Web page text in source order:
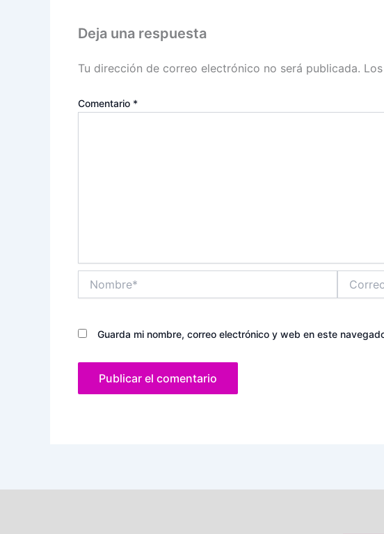
Deja una respuesta
Tu dirección de correo electrónico no será publicada.
Comentario *
Guarda mi nombre, correo electrónico y web en este